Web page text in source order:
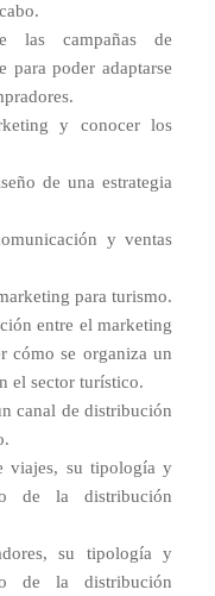
las campañas de
poder adaptarse
y conocer los
de una estrategia
y ventas
para turismo.
entre el marketing
cómo se organiza un
el sector turístico.
canal de distribución
viajes, su tipología y
de la distribución
su tipología y
de la distribución